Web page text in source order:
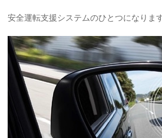
安全運転支援システムのひとつになりま